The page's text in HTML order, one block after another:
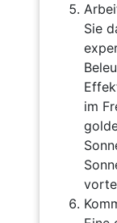
Sie
im